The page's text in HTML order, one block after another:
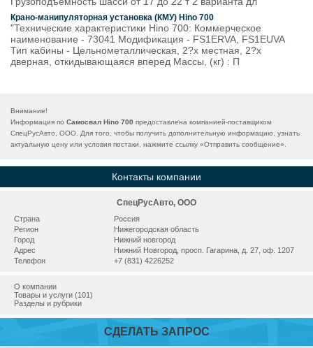
Крано-манипуляторная установка (КМУ) Hino 700
"Технические характеристики Hino 700: Коммерческое
наименование - 73041 Модификация - FS1ERVA, FS1EUVA
Тип кабины - Цельнометаллическая, 2?х местная, 2?х
дверная, откидывающаяся вперед Массы, (кг) : П
Внимание!
Информация по Самосвал Hino 700 предоставлена компанией-поставщиком
СпецРусАвто, ООО. Для того, чтобы получить дополнительную информацию, узнать
актуальную цену или условия постаки, нажмите ссылку «Отправить сообщение».
Контакты компании
СпецРусАвто, ООО
Страна
Россия
Регион
Нижегородская область
Город
Нижний новгород
Адрес
Нижний Новгород, просп. Гагарина, д. 27, оф. 1207
Телефон
+7 (831) 4226252
О компании
Товары и услуги (101)
Разделы и рубрики
СДЕЛАТЬ ЗАПРОС